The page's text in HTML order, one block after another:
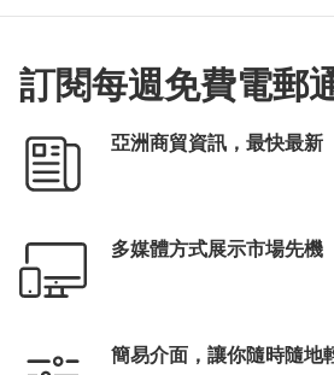
訂閱每週免費電郵
亞洲商貿資訊，最快最新
多媒體方式展示市場先機
簡易介面，讓你隨時隨地